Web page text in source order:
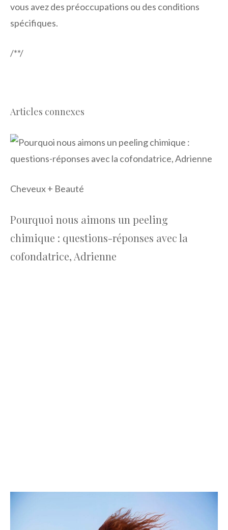
vous avez des préoccupations ou des conditions
spécifiques.
/**/
À
part
Articles connexes
Cheveux + Beauté
Pourquoi nous aimons un peeling
chimique : questions-réponses avec la
cofondatrice, Adrienne